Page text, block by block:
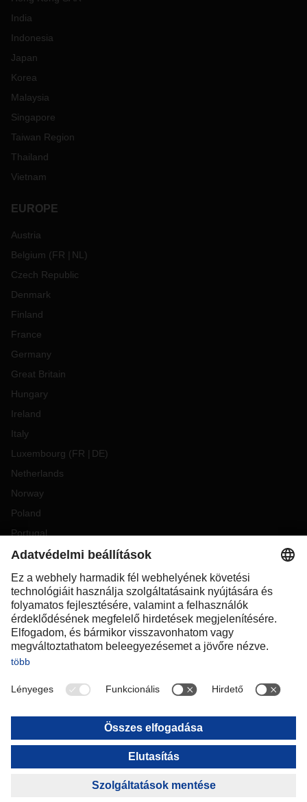
India
Indonesia
Japan
Korea
Malaysia
Singapore
Taiwan Region
Thailand
Vietnam
EUROPE
Austria
Belgium (FR NL )
Czech Republic
Denmark
Finland
France
Germany
Great Britain
Hungary
Ireland
Italy
Luxembourg (FR DE)
Netherlands
Norway
Poland
Portugal
Romania
Slovakia
Spain
Sweden
Switzerland
DE FR)
Türkiye
OCEANIA